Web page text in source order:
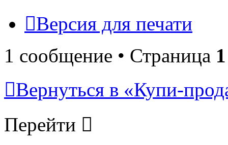
Версия для печати
1 сообщение • Страница 1
Вернуться в «Купи-
Перейти